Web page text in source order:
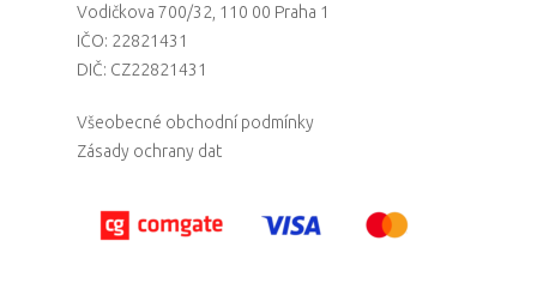
Vodičkova 700/32, 110 00 Praha 1
IČO: 22821431
DIČ: CZ22821431
Všeobecné obchodní podmínky
Zásady ochrany dat